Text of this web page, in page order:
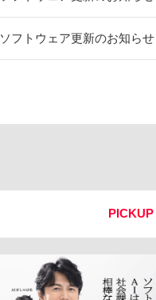
ソフトウェア更新のお知らせ
PICKUP